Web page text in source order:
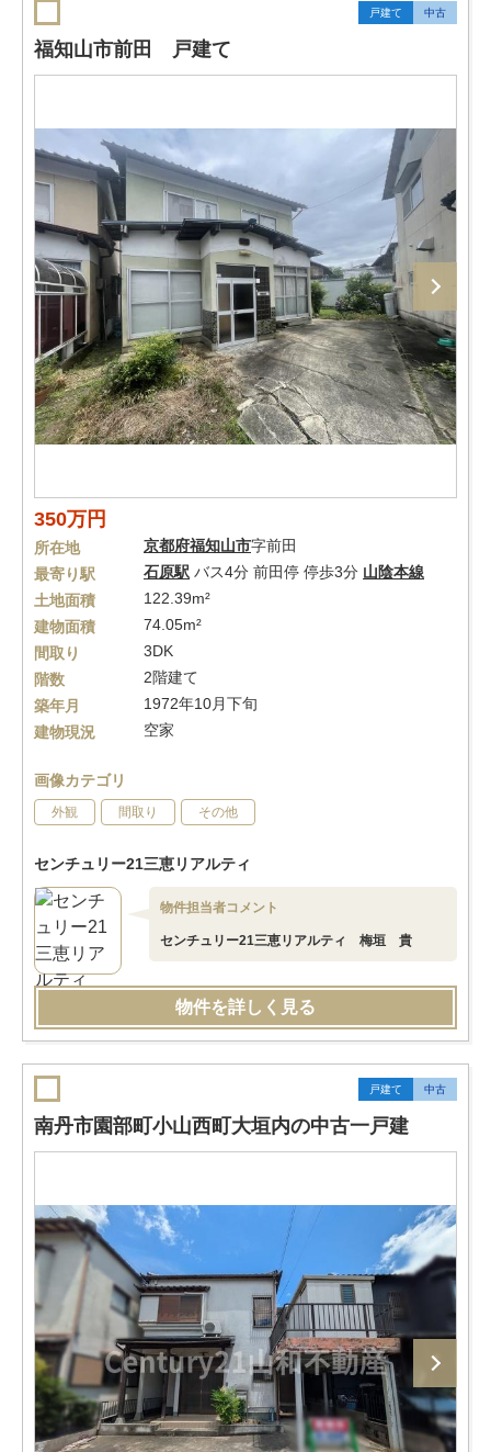
戸建て 中古
福知山市前田 戸建て
350万円
所在地 京都府福知山市字前田
最寄り駅
石原駅 バス4分 前田停 停歩3分 山陰本線
土地面積
122.39m²
建物面積
74.05m²
間取り
3DK
階数
2階建て
築年月
1972年10月下旬
建物現況
空家
画像カテゴリ
外観 間取り その他
センチュリー21三恵リアルティ
物件担当者コメント
センチュリー21三恵リアルティ 梅垣 貴
物件を詳しく見る
戸建て 中古
南丹市園部町小山西町大垣内の中古一戸建